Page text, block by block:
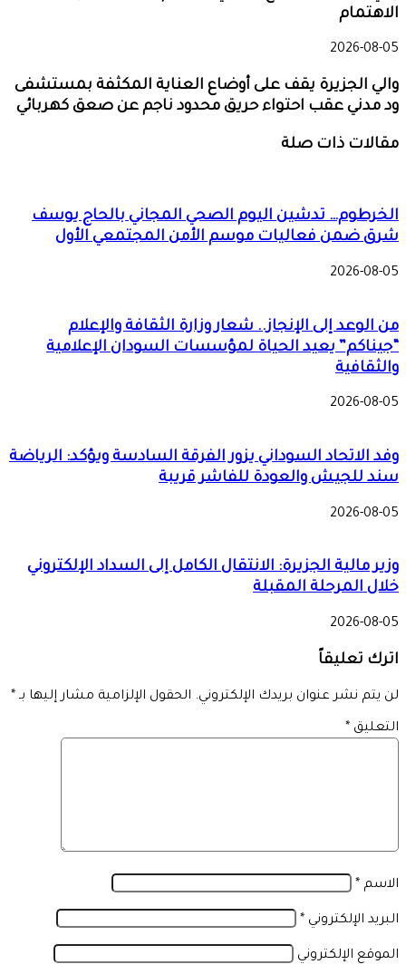
الاهتمام
2026-08-05
والي الجزيرة يقف على أوضاع العناية المكثفة بمستشفى
ود مدني عقب احتواء حريق محدود ناجم عن صعق كهربائي
مقالات ذات صلة
الخرطوم… تدشين اليوم الصحي المجاني بالحاج يوسف
شرق ضمن فعاليات موسم الأمن المجتمعي الأول
2026-08-05
من الوعد إلى الإنجاز.. شعار وزارة الثقافة والإعلام
“جيناكم” يعيد الحياة لمؤسسات السودان الإعلامية
والثقافية
2026-08-05
وفد الاتحاد السوداني يزور الفرقة السادسة ويؤكد: الرياضة
سند للجيش والعودة للفاشر قريبة
2026-08-05
وزير مالية الجزيرة: الانتقال الكامل إلى السداد الإلكتروني
خلال المرحلة المقبلة
2026-08-05
اترك تعليقاً
لن يتم نشر عنوان بريدك الإلكتروني. الحقول الإلزامية مشار إليها بـ *
التعليق *
الاسم *
البريد الإلكتروني *
الموقع الإلكتروني